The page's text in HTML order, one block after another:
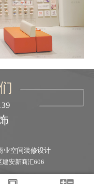
业空间装修设计
安新商汇606